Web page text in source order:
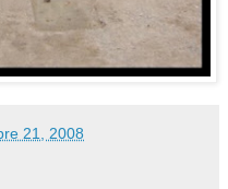
21, 2008